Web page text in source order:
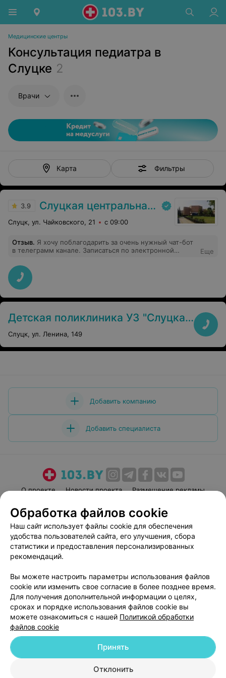
Медицинские центры
Консультация педиатра в
Слуцке 2
Врачи
Карта Фильтры
3.9 Слуцкая центральная районная больница
Слуцк, ул. Чайковского, 21 с 09:00
Отзыв. Я хочу поблагодарить за очень нужный чат-бот
в телеграмм канале. Записаться по электронной
Рекомендации врачей сразу видны в чате. Вызывали из
очереди, стоять не надо. Пришла по времени и меня
сразу вызвали. Я в восторге от данного вида услуг!
Спасибо! Всем рекомендую!
Еще
Детская поликлиника УЗ "Слуцкая центральная районная больница"
Слуцк, ул. Ленина, 149
Добавить компанию
Добавить специалиста
О проекте Новости проекта
Размещение рекламы
Пользовательское соглашение
Способы оплаты
Вакансии
Партнеры
Написать руководителю 103.by
Персональные настройки cookie
Обработка персональных данных
© 2026 ООО «Артокс Лаб», УНП 191700409| 220012, Республика Беларусь,
г. Минск, улица Толбухина, 2, пом. 16 | help@103.by
Обработка файлов cookie
Наш сайт использует файлы cookie для обеспечения
удобства пользователей сайта, его улучшения, сбора
статистики и предоставления персонализированных
рекомендаций.
Вы можете настроить параметры использования файлов
cookie или изменить свое согласие в более позднее время.
Для получения дополнительной информации о целях,
сроках и порядке использования файлов cookie вы
можете ознакомиться с нашей Политикой обработки
файлов cookie
Отклонить
Принять